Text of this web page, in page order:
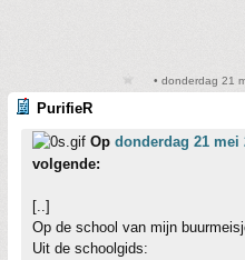
• donderdag 21
PurifieR
Op donderdag 21 mei
volgende:
[..]
Op de school van mijn
Uit de schoolgids: